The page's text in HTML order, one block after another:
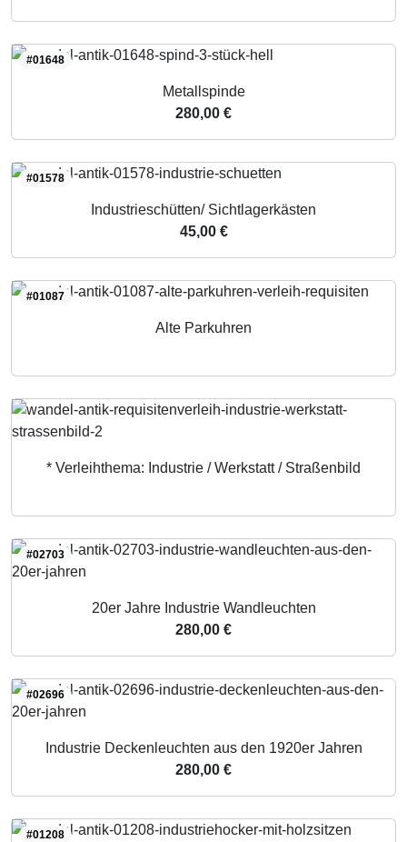
#01648
Metallspinde
280,00 €
#01578
Industrieschütten/ Sichtlagerkästen
45,00 €
#01087
Alte Parkuhren
* Verleihthema: Industrie / Werkstatt / Straßenbild
#02703
20er Jahre Industrie Wandleuchten
280,00 €
#02696
Industrie Deckenleuchten aus den 1920er Jahren
280,00 €
#01208